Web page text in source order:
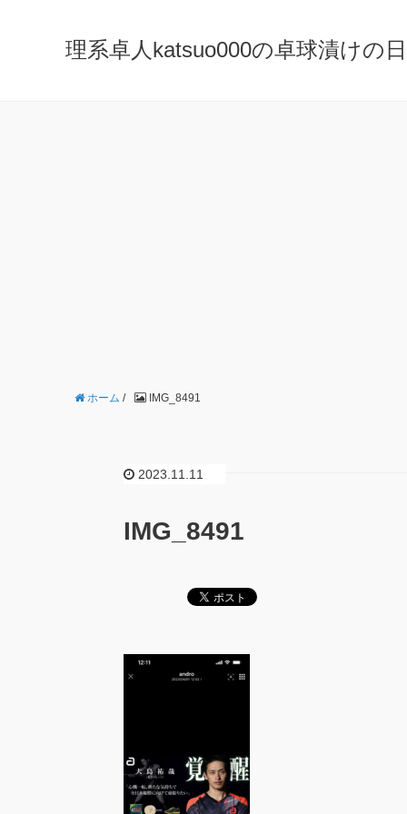
理系卓人katsuo000の卓球漬けの
ホーム / IMG_8491
2023.11.11
IMG_8491